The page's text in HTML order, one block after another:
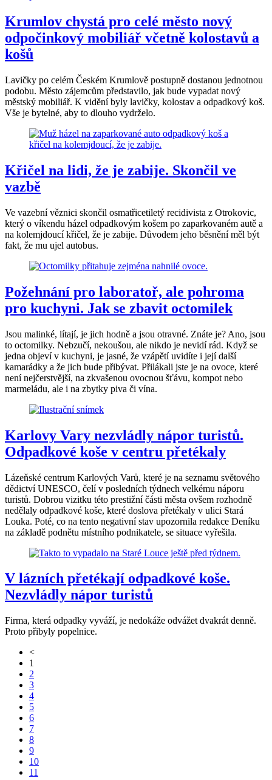
Krumlov chystá pro celé město nový
odpočinkový mobiliář včetně kolostavů a
košů
Lavičky po celém Českém Krumlově postupně dostanou jednotnou
podobu. Město zájemcům představilo, jak bude vypadat nový
městský mobiliář. K vidění byly lavičky, kolostav a odpadkový koš.
Vše je bytelné, aby to dlouho vydrželo.
Křičel na lidi, že je zabije. Skončil ve
vazbě
Ve vazební věznici skončil osmatřicetiletý recidivista z Otrokovic,
který o víkendu házel odpadkovým košem po zaparkovaném autě a
na kolemjdoucí křičel, že je zabije. Důvodem jeho běsnění měl být
fakt, že mu ujel autobus.
Požehnání pro laboratoř, ale pohroma
pro kuchyni. Jak se zbavit octomilek
Jsou malinké, lítají, je jich hodně a jsou otravné. Znáte je? Ano, jsou
to octomilky. Nebzučí, nekoušou, ale nikdo je nevidí rád. Když se
jedna objeví v kuchyni, je jasné, že vzápětí uvidíte i její další
kamarádky a že jich bude přibývat. Přilákali jste je na ovoce, které
není nejčerstvější, na zkvašenou ovocnou šťávu, kompot nebo
marmeládu, ale i na zbytky piva či vína.
Karlovy Vary nezvládly nápor turistů.
Odpadkové koše v centru přetékaly
Lázeňské centrum Karlových Varů, které je na seznamu světového
dědictví UNESCO, čelí v posledních týdnech velkému náporu
turistů. Dobrou vizitku této prestižní části města ovšem rozhodně
nedělaly odpadkové koše, které doslova přetékaly v ulici Stará
Louka. Poté, co na tento negativní stav upozornila redakce Deníku
na základě podnětu místního podnikatele, se situace vyřešila.
V lázních přetékají odpadkové koše.
Nezvládly nápor turistů
Firma, která odpadky vyváží, je nedokáže odvážet dvakrát denně.
Proto přibyly popelnice.
<
1
2
3
4
5
6
7
8
9
10
11